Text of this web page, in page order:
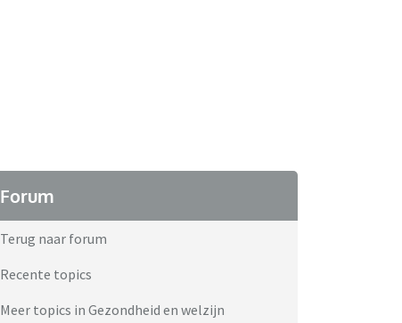
Forum
Terug naar forum
Recente topics
Meer topics in Gezondheid en welzijn